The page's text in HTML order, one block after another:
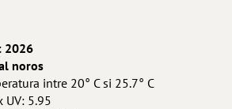
2026
noros
intre 20° C si 25.7° C
UV: 5.95